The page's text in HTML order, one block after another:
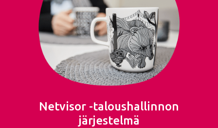
Netvisor -taloushallinnon
järjestelmä